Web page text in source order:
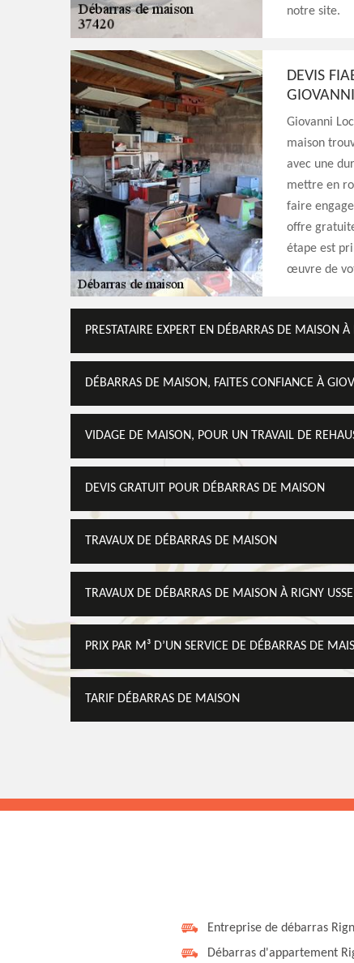
notre site.
DEVIS
Giovanni
maison
avec une
mettre en
faire
offre
étape est
œuvre de
PRESTATAIRE EXPERT EN DÉBARRAS DE MAISON À
DÉBARRAS DE MAISON, FAITES CONFIANCE À
VIDAGE DE MAISON, POUR UN TRAVAIL DE
DEVIS GRATUIT POUR DÉBARRAS DE MAISON
TRAVAUX DE DÉBARRAS DE MAISON
TRAVAUX DE DÉBARRAS DE MAISON À RIGNY USSE
PRIX PAR M³ D’UN SERVICE DE DÉBARRAS DE
TARIF DÉBARRAS DE MAISON
Entreprise de débarras
Débarras d'appartement